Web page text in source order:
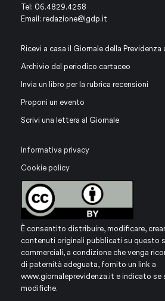
Tel: 06.4829.4258
Email: redazione@igdp.it
Ricevi a casa il Giornale della Previdenza
Archivio del periodico cartaceo
Invia un libro per la rubrica recensioni
Proponi un evento
Scrivi una lettera al Giornale
Informativa privacy
Cookie policy
È consentito distribuire, modificare,
contenuti originali pubblicati su questo
commerciali, a condizione che venga
di paternità adeguata, fornito un link a
www.giornaleprevidenza.it e indicato
modifiche.